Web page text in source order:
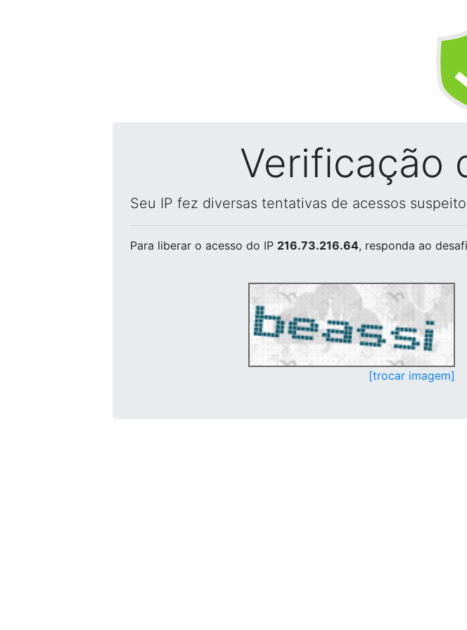
Verificação
Seu IP fez diversas tentativas de acessos
Para liberar o acesso do IP 216.73.216.64, responda ao
[trocar imagem]